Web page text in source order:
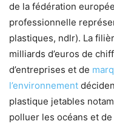
de la fédération
professionnelle
plastiques, ndlr). La
milliards d’euros de
d’entreprises et de
l’environnement
plastique jetables
polluer les océans et